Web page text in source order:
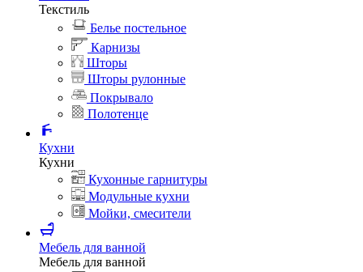
Текстиль
Белье постельное
Карнизы
Шторы
Шторы рулонные
Покрывало
Полотенце
Кухни
Кухни
Кухонные гарнитуры
Модульные кухни
Мойки, смесители
Мебель для ванной
Мебель для ванной